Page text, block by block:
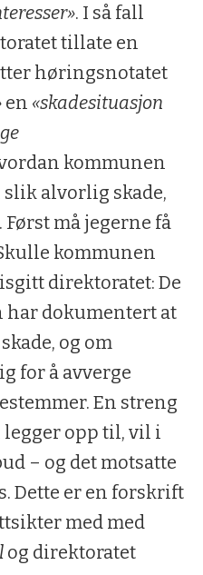
. I så fall
tillate en
høringsnotatet
en «skadesituasjon
kommunen
alvorlig skade,
må jegerne få
kommunen
direktoratet: De
har dokumentert at
og om
for å avverge
En streng
legger opp til, vil i
– og det motsatte
Dette er en forskrift
med med
og direktoratet